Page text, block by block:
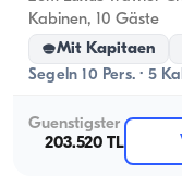
Kabinen, 10 Gäste
Mit Kapitaen
Segeln 10 Pers. · 5
Guenstigster
203.520 TL